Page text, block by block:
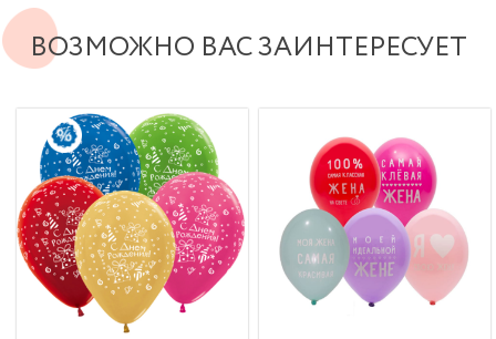
ВОЗМОЖНО ВАС ЗАИНТЕРЕСУЕТ